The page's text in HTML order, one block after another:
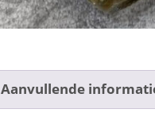
Aanvullende